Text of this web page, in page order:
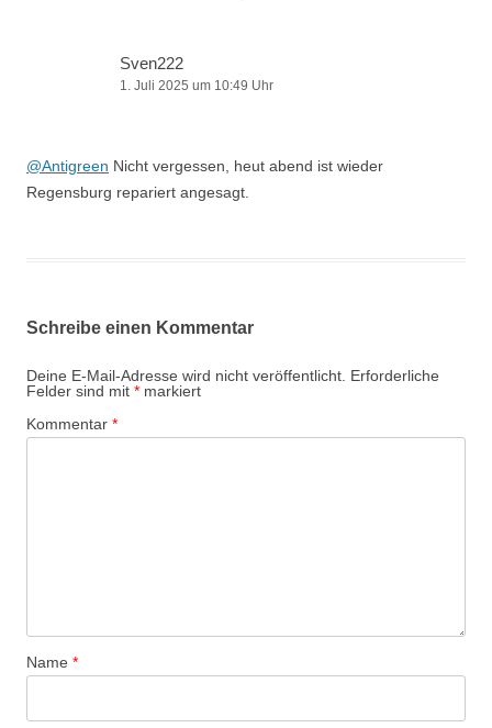
Sven222
1. Juli 2025 um 10:49 Uhr
@Antigreen Nicht vergessen, heut abend ist wieder
Regensburg repariert angesagt.
Schreibe einen Kommentar
Deine E-Mail-Adresse wird nicht veröffentlicht. Erforderliche
Felder sind mit * markiert
Kommentar *
Name *